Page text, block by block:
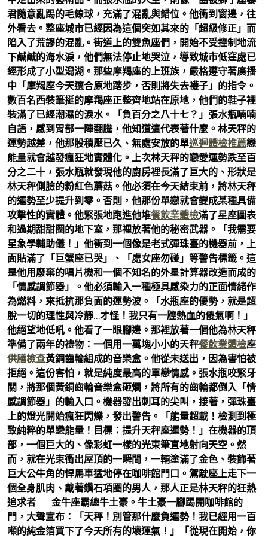
君隨意亂踢的毛線球，充滿了混亂與錯位。他衝到窗邊，往
外看去。整座城市已經因為這個突如其來的「超級修正」而
陷入了荒謬的混亂。街道上的雙魚座們，開始不受控制地流
下鹹鹹的海水淚，他們無法停止地哭泣，導致城市低窪處已
經形成了小型潟湖。那些摩羯座的上班族，嚴格遵守著廣播
中「摩羯座今天適合原地踏步，否則將失去襪子」的指令。
數百名西裝筆挺的摩羯座正整齊地站在原地，他們的鞋子裡
裝滿了已經潮濕的淚水。「負百分之八十七？」張水瓶喃喃
自語，感到胃部一陣翻騰，他知道這代表著什麼。林天秤的
運勢越差，他那股積壓已久、無處安放的單巡迴體檢推薦戀
能量就會越發瘋狂地實體化。上次林天秤的戀愛運勢跌至百
分之二十，張水瓶就發現他的廚房裡長滿了巨大的、形狀是
林天秤側臉的粉紅色蘑菇。他必須在今天結束前，將林天秤
的運勢至少提升到零。否則，他那份單戀就會變成某種具備
攻擊性的實體。他緊張地跑進他堆餐飲業體檢滿了星座圖表
和過期甜甜圈的地下室，那裡放著他的秘密武器。「我需要
星象學輔助儀！」他衝到一個像是老式彈珠臺的機器前，上
面貼滿了「巨蟹座已哭」、「處女座勿碰」等警告標籤。這
是他用廢棄的唱片機和一個不知名的外星計算器改造而成的
「情感調節器」。他必須輸入一種極具感染力的正面情緒作
為燃料，來抵抗那負面的運勢波。「水瓶座的優勢，就是超
脫一切的理性與冷靜…才怪！我只有一腔熱血的傻氣啊！」
他絕望地低吼。他看了一眼腳邊。那裡放著一個他為林天秤
準備了兩年的禮物：一個用一萬塊小小的天秤餐飲業體檢座
供膳檢查黃銅齒輪組成的音樂盒。他從未送出，因為害怕被
拒絕。這份害怕，就是純度最高的單戀情感。張水瓶咬緊牙
關，將那個黃銅齒輪音樂盒砸爛，將所有的齒輪都倒入「情
感調節器」的輸入口。機器發出刺耳的尖叫，接著，彈珠臺
上的燈光開始瘋狂閃爍，發出警告。「能量超載！檢測到極
致純粹的單戀能量！目標：提升天秤座運勢！」在機器的頂
部，一個巨大的、像彩虹一樣的光束筆直地射向天空。然
而，就在光束衝出屋頂的一瞬間，一輛塗滿了金色、裝飾著
巨大公牛角的悍馬車猛地停在咖啡館門口。駕駛座上走下一
個全身肌肉、戴著鑽石項圈的男人，那人正是林天秤的狂熱
追求者——金牛座霸總牛土豪。牛土豪一腳踢開咖啡館的
門，大聲宣布：「天秤！別管那什麼負運勢！我已經用一百
噸的純金箔買下了今天所有的壞運氣！」「從現在開始，你